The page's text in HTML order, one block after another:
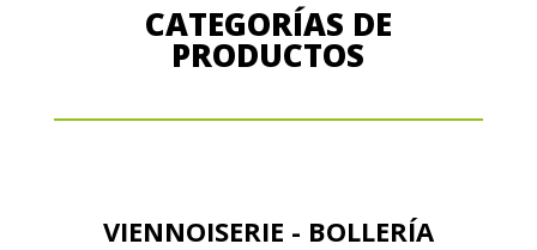
CATEGORÍAS DE
PRODUCTOS
VIENNOISERIE - BOLLERÍA